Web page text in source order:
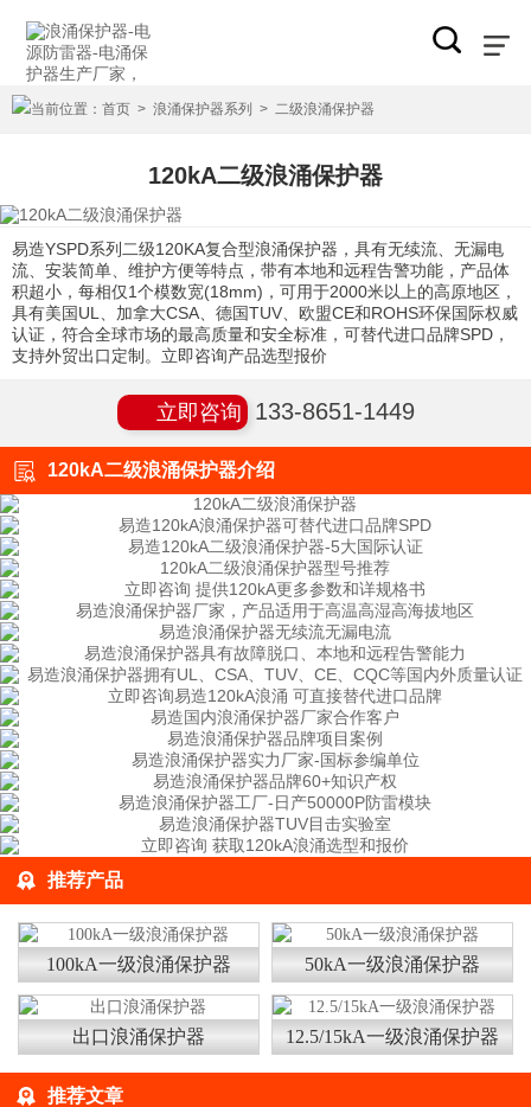
当前位置： 首页 > 浪涌保护器系列 > 二级浪涌保护器
120kA二级浪涌保护器
易造YSPD系列二级120KA复合型浪涌保护器，具有无续流、无漏电
流、安装简单、维护方便等特点，带有本地和远程告警功能，产品体
积超小，每相仅1个模数宽(18mm)，可用于2000米以上的高原地区，
具有美国UL、加拿大CSA、德国TUV、欧盟CE和ROHS环保国际权威
认证，符合全球市场的最高质量和安全标准，可替代进口品牌SPD，
支持外贸出口定制。立即咨询产品选型报价
立即咨询 133-8651-1449
120kA二级浪涌保护器介绍
推荐产品
100kA一级浪涌保护器 50kA一级浪涌保护器
出口浪涌保护器 12.5/15kA一级浪涌保护器
推荐文章